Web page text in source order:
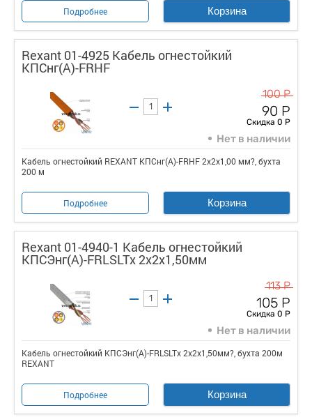
Подробнее Корзина
Rexant 01-4925 Кабель огнестойкий
КПСнг(А)-FRHF
100 Р
90 Р
Скидка 0 Р
Нет в наличии
Кабель огнестойкий REXANT КПСнг(А)-FRHF 2x2x1,00 мм?, бухта
200 м
Подробнее Корзина
Rexant 01-4940-1 Кабель огнестойкий
КПСЭнг(А)-FRLSLTx 2x2x1,50мм
113 Р
105 Р
Скидка 0 Р
Нет в наличии
Кабель огнестойкий КПСЭнг(А)-FRLSLTx 2x2x1,50мм?, бухта 200м
REXANT
Подробнее Корзина